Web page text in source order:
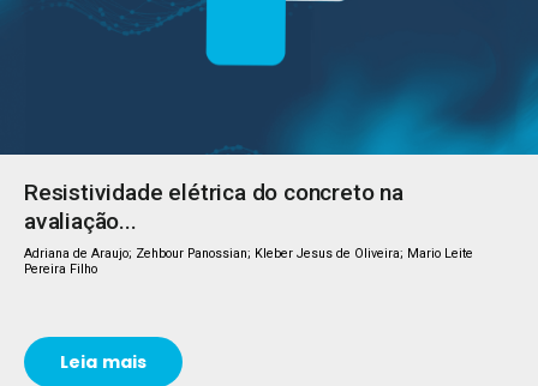
Resistividade elétrica do concreto na
avaliação...
Adriana de Araujo; Zehbour Panossian; Kleber Jesus de Oliveira; Mario Leite
Pereira Filho
Leia mais